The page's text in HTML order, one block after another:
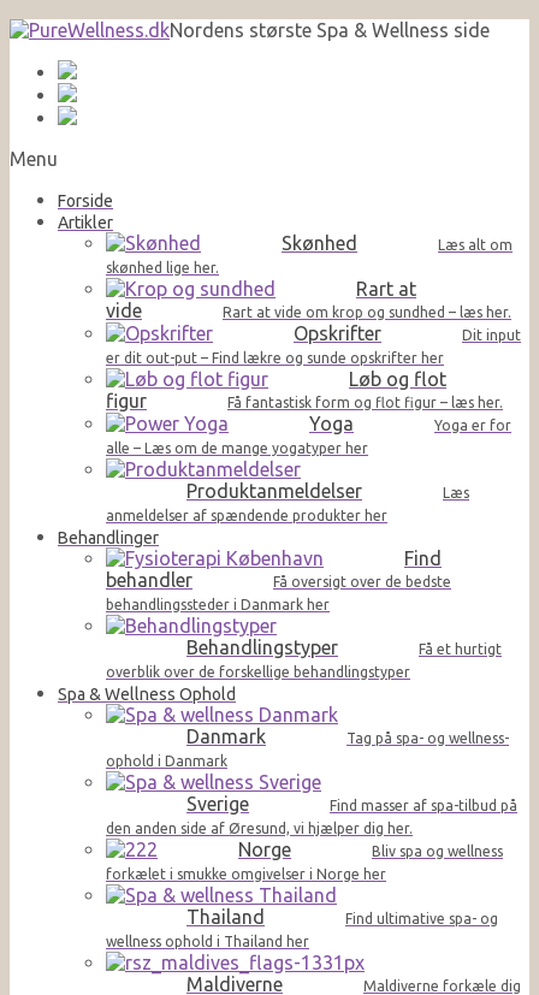
Nordens største Spa & Wellness side
Menu
Forside
Artikler
Skønhed
Læs alt om
skønhed lige her.
Rart at
vide
Rart at vide om krop og sundhed – læs her.
Opskrifter
Dit input
er dit out-put – Find lækre og sunde opskrifter her
Løb og flot
figur
Få fantastisk form og flot figur – læs her.
Yoga
Yoga er for
alle – Læs om de mange yogatyper her
Produktanmeldelser
Læs
anmeldelser af spændende produkter her
Behandlinger
Find
behandler
Få oversigt over de bedste
behandlingssteder i Danmark her
Behandlingstyper
Få et hurtigt
overblik over de forskellige behandlingstyper
Spa & Wellness Ophold
Danmark
Tag på spa- og wellness-
ophold i Danmark
Sverige
Find masser af spa-tilbud på
den anden side af Øresund, vi hjælper dig her.
Norge
Bliv spa og wellness
forkælet i smukke omgivelser i Norge her
Thailand
Find ultimative spa- og
wellness ophold i Thailand her
Maldiverne
Maldiverne forkæle dig